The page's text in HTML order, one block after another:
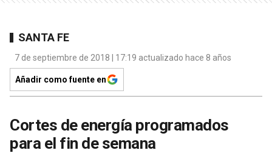
SANTA FE
7 de septiembre de 2018 | 17:19 actualizado hace 8 años
Añadir como fuente en
Cortes de energía programados
para el fin de semana